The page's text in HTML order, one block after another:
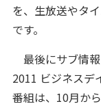
を、生放送やタ
です。
最後にサブ情
2011 ビジネスデ
番組は、10月か